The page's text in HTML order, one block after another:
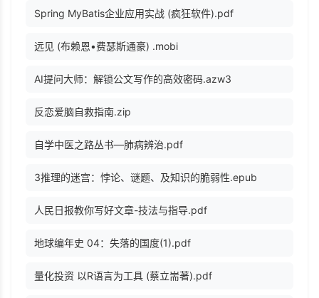
Spring MyBatis企业应用实战 (疯狂软件).pdf
远见 (布赖恩•费瑟斯通豪) .mobi
AI提问大师：解锁公文写作的高效密码.azw3
反恋爱脑自救指南.zip
自学中医之路丛书—肺病辨治.pdf
3推理的迷宫：悖论、谜题、及知识的脆弱性.epub
人民日报教你写好文章-技法与指导.pdf
地球编年史 04：失落的国度(1).pdf
量化投资 以R语言为工具 (蔡立耑著).pdf